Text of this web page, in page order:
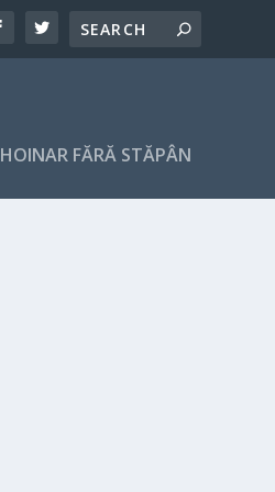
HOINAR FĂRĂ STĂPÂN